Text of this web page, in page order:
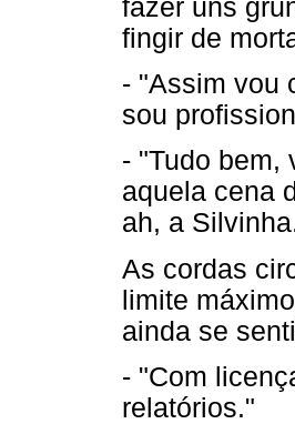
fazer uns
fingir de
- "Assim vou
sou
- "Tudo bem,
aquela cena
ah, a
As cordas
limite
ainda se
- "Com
relatórios."